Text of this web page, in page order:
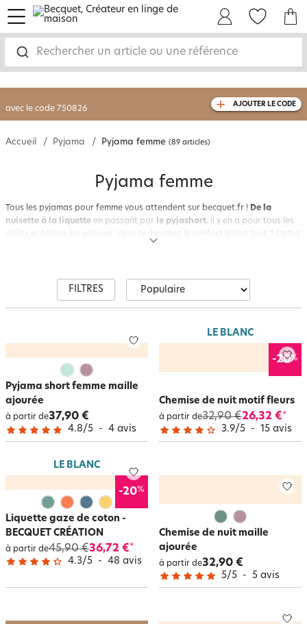
Rechercher un article ou une référence
menu
-30% sur votre commandedès 2 articles
livraison GRATUITEdès 110€ d'achat
avec le code 750826 AJOUTER LE CODE
Accueil Pyjama Pyjama femme (89 articles)
Pyjama femme
Tous les pyjamas pour femme vous attendent sur becquet.fr ! De la
nuisette à la liquette en passant par le pyjashort, il y en a pour tous les
goûts et toutes les saisons. Vous recherchez le confort avant tout ? Optez
nuisette satinée
, délicate, légère et aux belles finitions ?
La chemise de nuit a aussi toujours ses adeptes : avec une boutonnière ou
raffinement ou en lin pour sa légèreté.
Le peignoir robe de chambre
traditionnel ne manquera pas de vous envelopper d’une chaleur douce et
réconfortante. Et pour les longs dimanches cocooning, c’est la veste
d’intérieur ultra douce, en polaire, toucher peluche qui séduit les femmes.
FILTRES
Pyjama short femme maille
ajourée
à partir de37,90 €
4.8/5 - 4 avis
LE BLANC
-20%
Chemise de nuit motif fleurs
à partir de32,90 €26,32 €*
3.9/5 - 15 avis
LE BLANC
-20%
Liquette gaze de coton -
BECQUET CRÉATION
à partir de45,90 €36,72 €*
4.3/5 - 48 avis
Chemise de nuit maille
ajourée
à partir de32,90 €
5/5 - 5 avis